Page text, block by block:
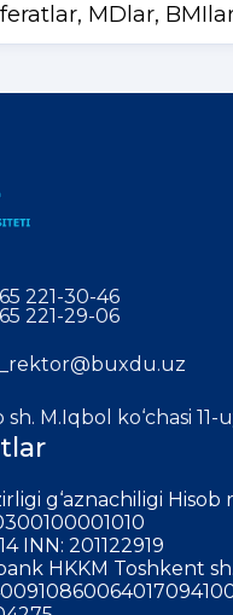
MDlar,
221-30-46
221-29-06
M.Iqbol ko‘chasi 11-
g‘aznachiligi Hisob
INN: 201122919
HKKM Toshkent sh.